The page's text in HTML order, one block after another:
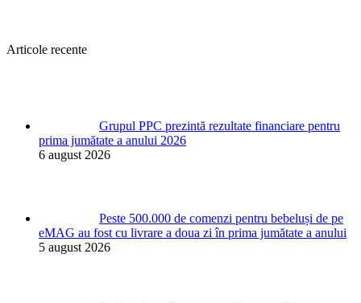
Articole recente
Grupul PPC prezintă rezultate financiare pentru
prima jumătate a anului 2026
6 august 2026
Peste 500.000 de comenzi pentru bebeluși de pe
eMAG au fost cu livrare a doua zi în prima jumătate a anului
5 august 2026